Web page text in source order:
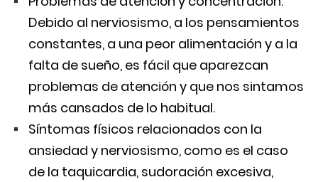
Debido al nerviosismo, a los pensamientos
constantes, a una peor alimentación y a la
falta de sueño, es fácil que aparezcan
problemas de atención y que nos sintamos
más cansados de lo habitual.
Síntomas físicos relacionados con la
ansiedad y nerviosismo, como es el caso
de la taquicardia, sudoración excesiva,